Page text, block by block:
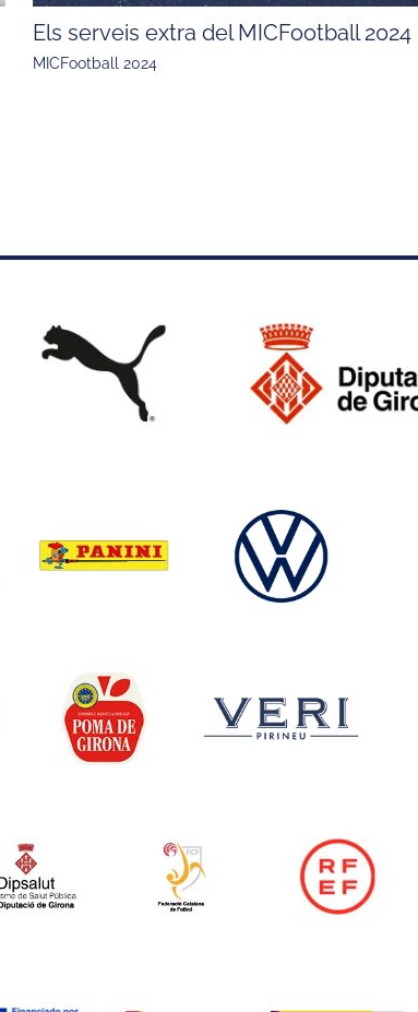
Els serveis extra del MICFootball 2024
MICFootball 2024